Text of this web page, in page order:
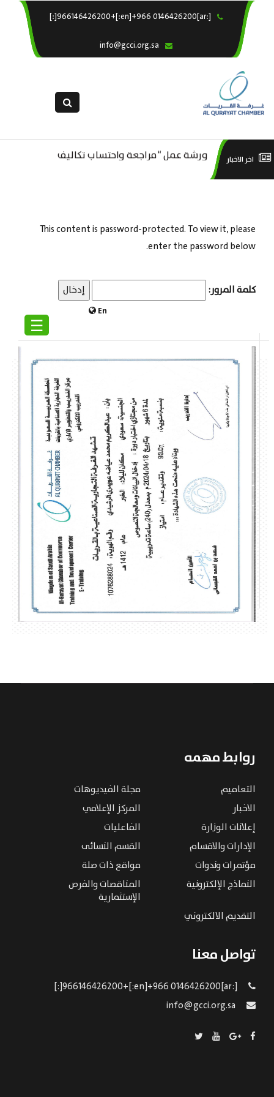
[:ar]966146426200+[:en]+966 0146426200[:]
En
☰
×
خدماتنا
التقديم الالكترونى
اخر الاخبار
ورشة عمل “مراجعة واحتساب تكاليف
This content is password-protected. To view it, please
enter the password below.
كلمة المرور:
روابط مهمه
التعاميم
مجلة الفيديوهات
الاخبار
المركز الإعلامي
إعلانات الوزارة
الفاعليات
الإدارات والاقسام
القسم النسائى
مؤتمرات وندوات
مواقع ذات صلة
النماذج الإلكترونية
المناقصات والفرص
الإستثمارية
التقديم الالكتروني
تواصل معنا
[:ar]966146426200+[:en]+966 0146426200[:]